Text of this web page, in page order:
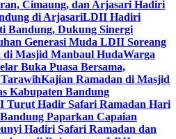
Cimaung, dan Arjasari Hadiri
di ArjasariLDII Hadiri
Bandung, Dukung Sinergi
Generasi Muda LDII Soreang
di Masjid Manbaul HudaWarga
Buka Puasa Bersama,
Kajian Ramadan di Masjid
Kabupaten Bandung
Turut Hadir Safari Ramadan Hari
Paparkan Capaian
Hadiri Safari Ramadan dan